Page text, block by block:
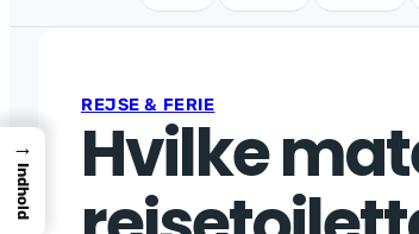
REJSE & FERIE
Hvilke
→
Indhold